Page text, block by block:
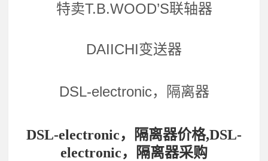
特卖T.B.WOOD’S联轴器
DAIICHI变送器
DSL-electronic，隔离器
DSL-electronic，隔离器价格,DSL-
electronic，隔离器采购